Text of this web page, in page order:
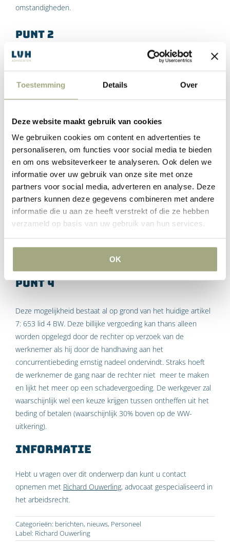
Toestemming Details Over
Deze website maakt gebruik van cookies
We gebruiken cookies om content en advertenties te
personaliseren, om functies voor social media te bieden
en om ons websiteverkeer te analyseren. Ook delen we
informatie over uw gebruik van onze site met onze
partners voor social media, adverteren en analyse. Deze
partners kunnen deze gegevens combineren met andere
informatie die u aan ze heeft verstrekt of die ze hebben
verzameld op basis van uw gebruik van hun services.
OK
omstandigheden.
Punt 2
In een grotendeels digitale economie is een geografische
afbakening enigszins ouderwets, omdat het werkbereik
daardoor veel groter is geworden. Een geografische
afbakening is dus vooral bedoeld voor bijvoorbeeld relatie- of
Punt 3
Een zwaarwichtig belang opnemen geldt nu ook al voor
contracten voor bepaalde tijd. Het is aan te raden om bij
contractverleningen voor onbepaalde tijd of direct een vast
contract nu ook alvast zwaarwichtig bedrijfsbelang te
Wet Transparante en Voorspelbare Arbeidsvoorwaarden) geldt
Punt 4
Deze mogelijkheid bestaat al op grond van het huidige artikel
7: 653 lid 4 BW. Deze billijke vergoeding kan thans alleen
worden opgelegd door de rechter op verzoek van de
werknemer als hij door de handhaving aan het
concurrentiebeding ernstig nadeel ondervindt. Straks hoeft
de werknemer de gang naar de rechter niet meer te maken
en lijkt het meer op een schadevergoeding. De werkgever zal
waarschijnlijk wel een keuze krijgen tussen ontheffen uit het
beding of betalen (waarschijnlijk 30% boven op de WW-
uitkering).
Informatie
Hebt u vragen over dit onderwerp dan kunt u contact
opnemen met Richard Ouwerling, advocaat gespecialiseerd in
het arbeidsrecht.
Categorieën: berichten, nieuws, Personeel
Label: Richard Ouwerling